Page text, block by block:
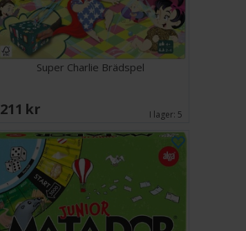
Super Charlie Brädspel
211 SEK I lager: 5